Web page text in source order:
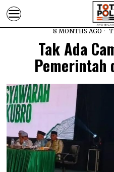
8 MONTHS AGO
Tak Ada
Pemerintah